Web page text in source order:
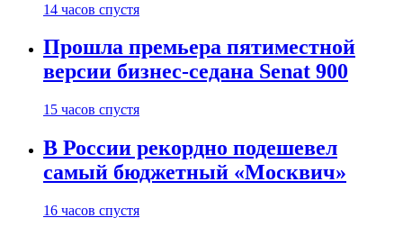
14 часов спустя
Прошла премьера пятиместной
версии бизнес-седана Senat 900
15 часов спустя
В России рекордно подешевел
самый бюджетный «Москвич»
16 часов спустя